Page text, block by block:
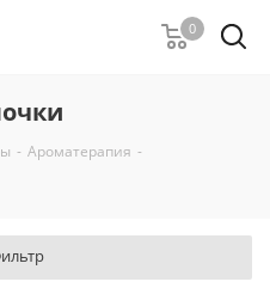
0
- Ароматерапия -